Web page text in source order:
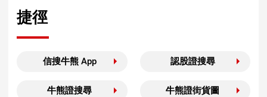
捷徑
信搜牛熊 App 認股證搜尋
牛熊證搜尋 牛熊證街貨圖